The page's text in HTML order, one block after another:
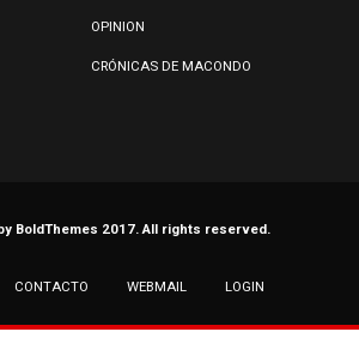
OPINION
CRÓNICAS DE MACONDO
BoldThemes 2017. All rights reserved.
CONTACTO WEBMAIL LOGIN